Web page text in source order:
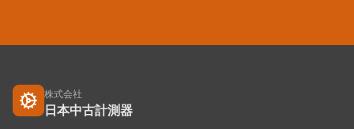
株式会社
日本中古計測器